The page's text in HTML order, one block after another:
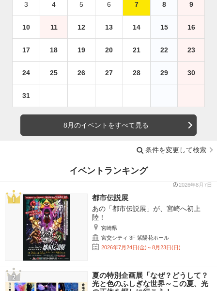
3 4 5 6 7 8 9
10 11 12 13 14 15 16
17 18 19 20 21 22 23
24 25 26 27 28 29 30
31
8月のイベントをすべて見る
条件を変更して検索
イベントランキング
2026年8月7日
都市伝説展
あの「都市伝説展」が、宮崎へ初上
陸！
宮崎県
宮交シティ 3F 紫陽花ホール
2026年7月24日(金)～8月23日(日)
夏の特別企画展「なぜ？どうして？
光と色のふしぎな世界～この夏、光